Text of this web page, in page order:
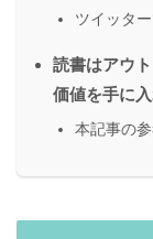
ツイッタ
読書はアウ
価値を手に
本記事の